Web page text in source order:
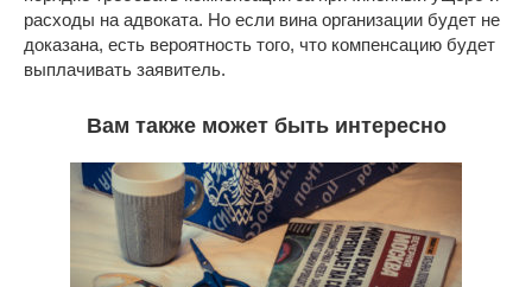
расходы на адвоката. Но если вина организации будет не
доказана, есть вероятность того, что компенсацию будет
выплачивать заявитель.
Вам также может быть интересно